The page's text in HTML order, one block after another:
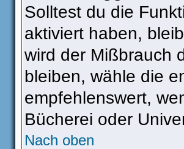
Solltest du die
aktiviert haben,
wird der Mißbrauch
bleiben, wähle die
empfehlenswert,
Bücherei oder
Nach oben